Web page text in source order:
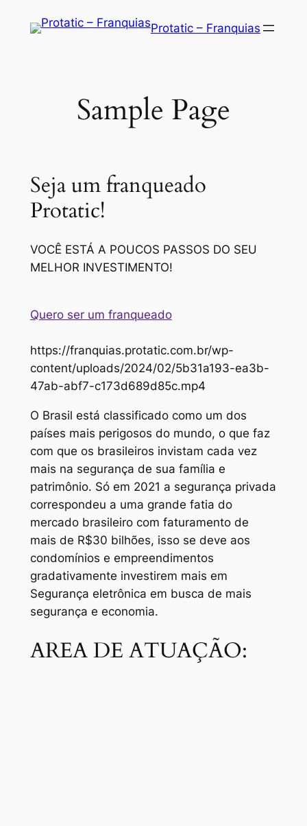
Protatic – Franquias
Sample Page
Seja um franqueado
Protatic!
VOCÊ ESTÁ A POUCOS PASSOS DO SEU
MELHOR INVESTIMENTO!
Quero ser um franqueado
https://franquias.protatic.com.br/wp-
content/uploads/2024/02/5b31a193-ea3b-
47ab-abf7-c173d689d85c.mp4
O Brasil está classificado como um dos
países mais perigosos do mundo, o que faz
com que os brasileiros invistam cada vez
mais na segurança de sua família e
patrimônio. Só em 2021 a segurança privada
correspondeu a uma grande fatia do
mercado brasileiro com faturamento de
mais de R$30 bilhões, isso se deve aos
condomínios e empreendimentos
gradativamente investirem mais em
Segurança eletrônica em busca de mais
segurança e economia.
AREA DE ATUAÇÃO: